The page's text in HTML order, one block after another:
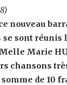
nouveau
sont
Marie
chansons
de 10